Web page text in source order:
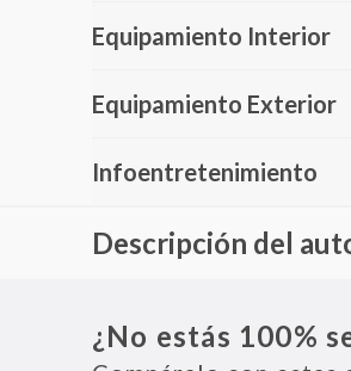
Equipamiento Interior
Equipamiento Exterior
Infoentretenimiento
Descripción del
¿No estás 100%